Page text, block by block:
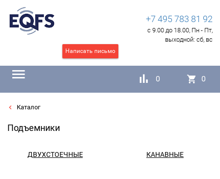
+7 495 783 81 92
с 9.00 до 18.00, Пн - Пт,
выходной: сб, вс
Написать письмо
0 0
Каталог
Подъемники
ДВУХСТОЕЧНЫЕ КАНАВНЫЕ